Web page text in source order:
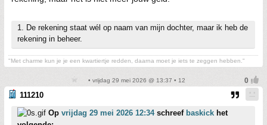
1. De rekening staat wél op naam van mijn dochter, maar ik heb de
rekening in beheer.
"Met charme kun je je een kwartiertje redden, daarna moet je iets te zeggen hebben."
• vrijdag 29 mei 2026 @ 13:37 • 12
111210
Op vrijdag 29 mei 2026 12:34schreef baskick het